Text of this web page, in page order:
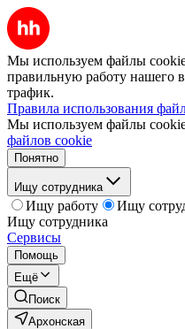
Мы используем файлы
правильную работу нашего
трафик.
Правила использования
Мы используем файлы
файлов cookie
Понятно
Ищу сотрудника
Ищу работу
Ищу
Ищу сотрудника
Сервисы
Помощь
Ещё
Поиск
Архонская